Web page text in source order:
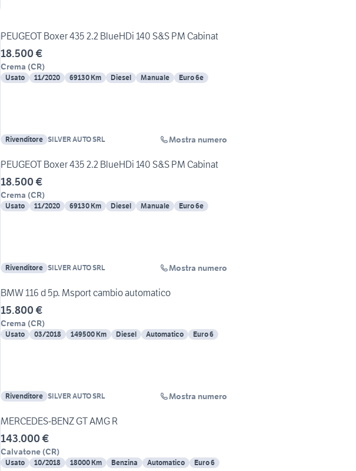
PEUGEOT Boxer 435 2.2 BlueHDi 140 S&S PM Cabinat
18.500 €
Crema (CR)
Usato 11/2020 69130 Km Diesel Manuale Euro 6e
Rivenditore SILVER AUTO SRL Mostra numero
PEUGEOT Boxer 435 2.2 BlueHDi 140 S&S PM Cabinat
18.500 €
Crema (CR)
Usato 11/2020 69130 Km Diesel Manuale Euro 6e
Rivenditore SILVER AUTO SRL Mostra numero
BMW 116 d 5p. Msport cambio automatico
15.800 €
Crema (CR)
Usato 03/2018 149500 Km Diesel Automatico Euro 6
Rivenditore SILVER AUTO SRL Mostra numero
MERCEDES-BENZ GT AMG R
143.000 €
Calvatone (CR)
Usato 10/2018 18000 Km Benzina Automatico Euro 6